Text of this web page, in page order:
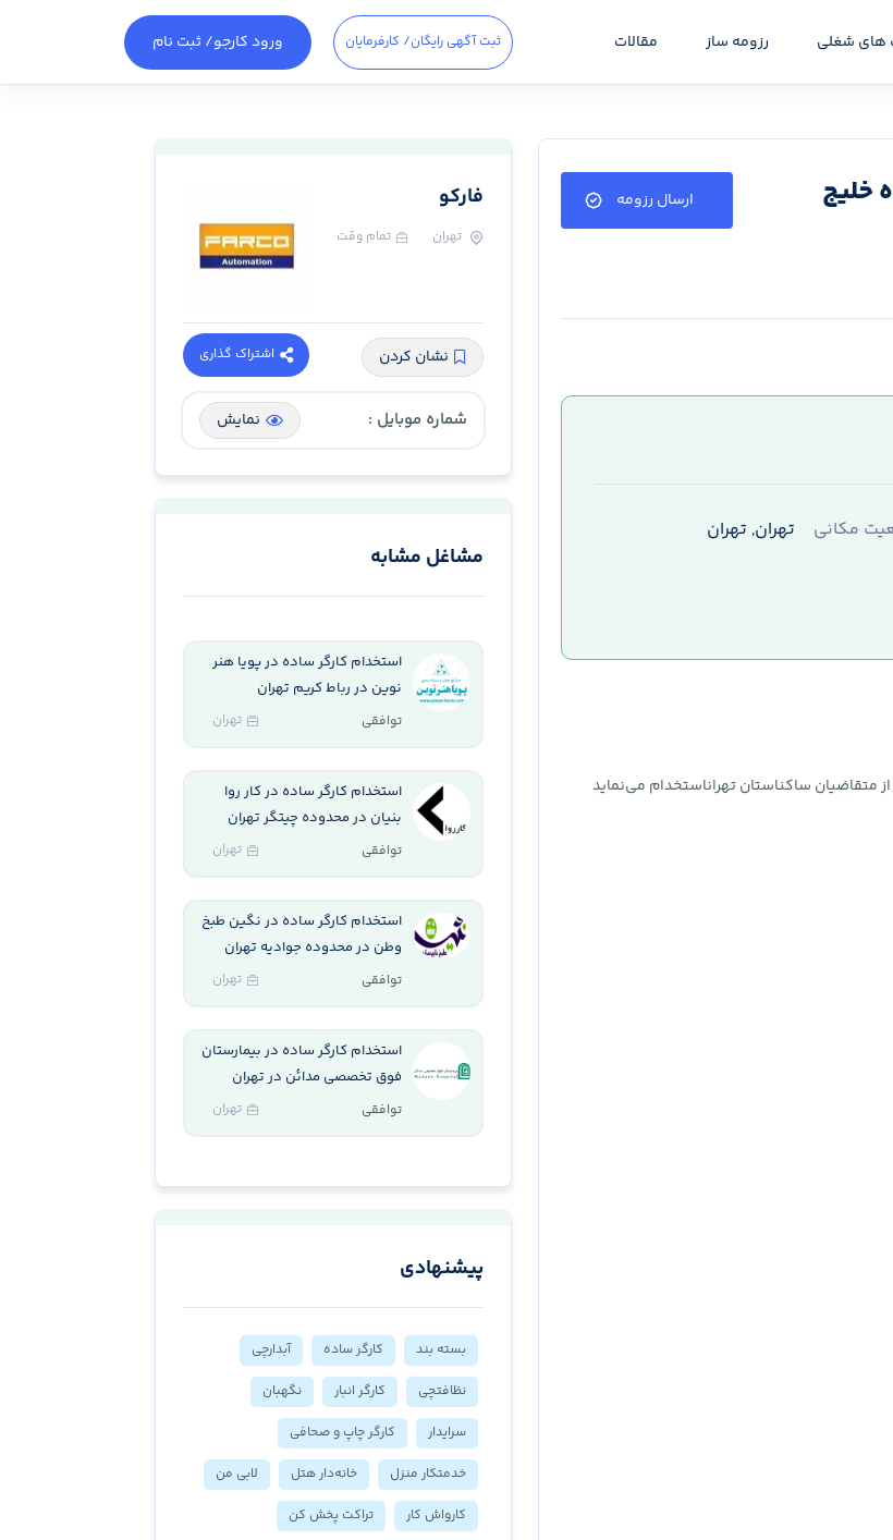
های شغلی رزومه ساز مقالات ثبت آگهی رایگان/ کارفرمایان ورود کارجو/ ثبت نام
خلیج
ارسال رزومه
مکانی
تهران, تهران
فارکو
تهران تمام وقت
نشان کردن اشتراک گذاری
شماره موبایل : نمایش
مشاغل مشابه
استخدام کارگر ساده در پویا هنر
نوین در رباط کریم تهران
توافقی تهران
استخدام کارگر ساده در کار روا
بنیان در محدوده چیتگر تهران
توافقی تهران
استخدام کارگر ساده در نگین طبخ
وطن در محدوده جوادیه تهران
توافقی تهران
استخدام کارگر ساده در بیمارستان
فوق تخصصی مدائن در تهران
توافقی تهران
پیشنهادی
بسته بند کارگر ساده
آبدارچی
نظافتچی
کارگر انبار
نگهبان
سرایدار
کارگر چاپ و صحافی
خدمتکار منزل
خانه‌دار هتل
لابی من
کارواش کار
تراکت پخش کن